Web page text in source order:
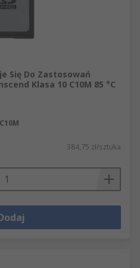
Się Do Zastosowań
Klasa 10 C10M 85 °C
384,75 zł/sztuka